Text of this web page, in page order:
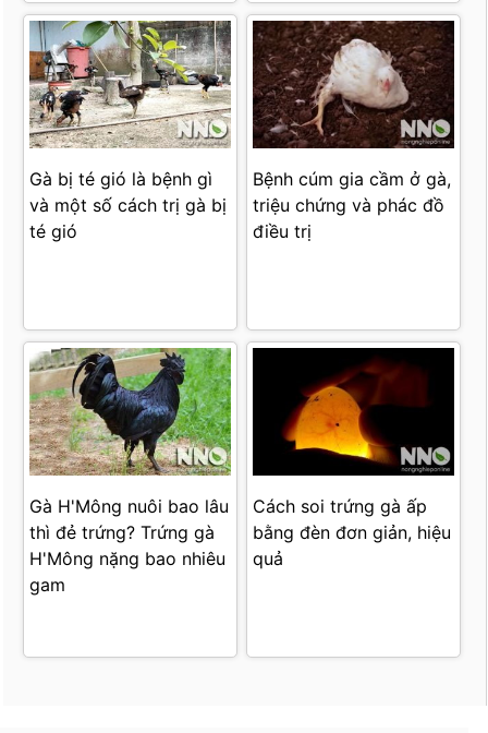
Gà bị té gió là bệnh gì
và một số cách trị gà bị
té gió
Bệnh cúm gia cầm ở gà,
triệu chứng và phác đồ
điều trị
Gà H'Mông nuôi bao lâu
thì đẻ trứng? Trứng gà
H'Mông nặng bao nhiêu
gam
Cách soi trứng gà ấp
bằng đèn đơn giản, hiệu
quả